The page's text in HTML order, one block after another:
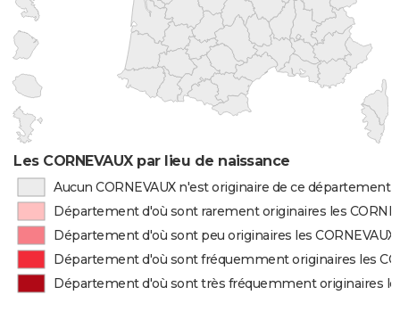
Les CORNEVAUX par lieu de naissance
Aucun CORNEVAUX n'est originaire de ce département
Département d'où sont rarement originaires les
Département d'où sont peu originaires les CORNEVAUX
Département d'où sont fréquemment originaires les
Département d'où sont très fréquemment originaires